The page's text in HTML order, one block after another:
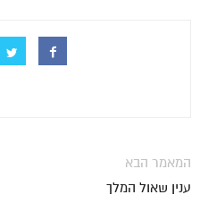
המאמר הבא
ענין שאול המלך